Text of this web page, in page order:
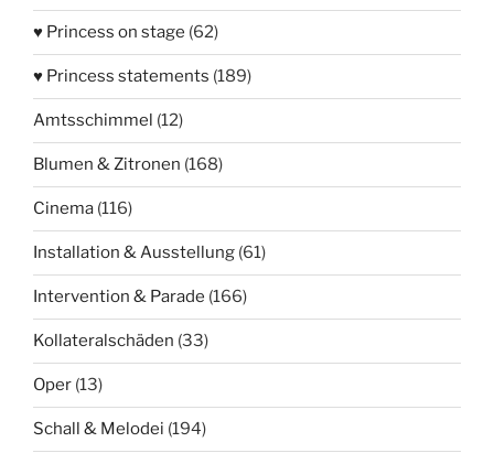
♥ Princess on stage (62)
♥ Princess statements (189)
Amtsschimmel (12)
Blumen & Zitronen (168)
Cinema (116)
Installation & Ausstellung (61)
Intervention & Parade (166)
Kollateralschäden (33)
Oper (13)
Schall & Melodei (194)